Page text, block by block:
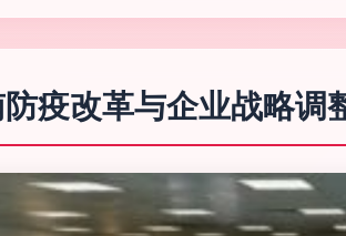
疫改革与企业战略调